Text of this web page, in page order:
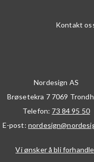
Kontakt
Nordesign AS
Brøsetekra 7 7069
Telefon: 73 84 95 50
E-post:
Vi ønsker å bli